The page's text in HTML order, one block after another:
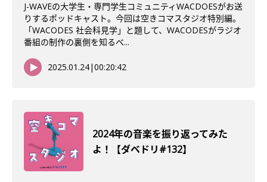
J-WAVEの大学生・専門学生コミュニティWACDOESがお送
りするポッドキャスト。今回は空きコマスタジオ特別編。
「WACODES 社会科見学」と題して、WACODESがラジオ
番組の制作の裏側を知るべ...
2025.01.24|00:20:42
2024年の音楽を振り返ってみた
よ！【ダベドリ#132】